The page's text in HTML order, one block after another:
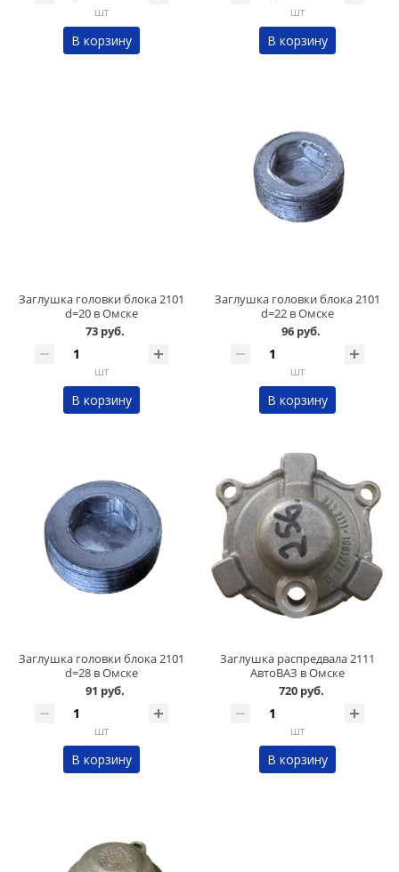
шт
В корзину
шт
В корзину
Заглушка головки блока 2101
d=20 в Омске
73 руб.
шт
В корзину
Заглушка головки блока 2101
d=22 в Омске
96 руб.
шт
В корзину
Заглушка головки блока 2101
d=28 в Омске
91 руб.
шт
В корзину
Заглушка распредвала 2111
АвтоВАЗ в Омске
720 руб.
шт
В корзину